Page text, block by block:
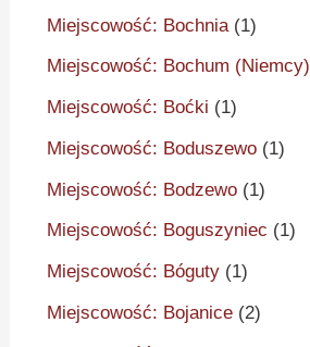
Miejscowość: Bochnia (1)
Miejscowość: Bochum (Niemcy)
Miejscowość: Boćki (1)
Miejscowość: Boduszewo (1)
Miejscowość: Bodzewo (1)
Miejscowość: Boguszyniec (1)
Miejscowość: Bóguty (1)
Miejscowość: Bojanice (2)